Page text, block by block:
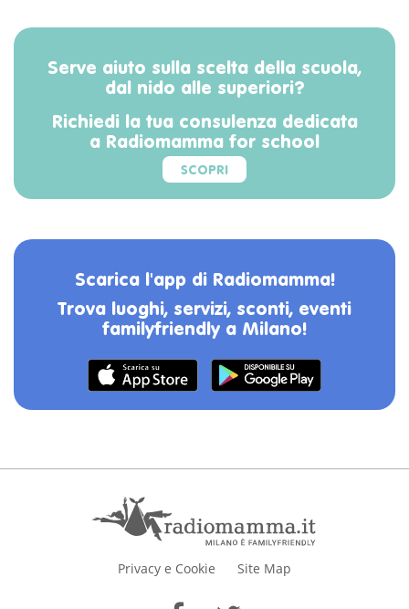
Serve aiuto sulla scelta della scuola,
dal nido alle superiori?
Richiedi la tua consulenza dedicata
a Radiomamma for school
SCOPRI
Scarica l'app di Radiomamma!
Trova luoghi, servizi, sconti, eventi
familyfriendly a Milano!
Privacy e Cookie Site Map